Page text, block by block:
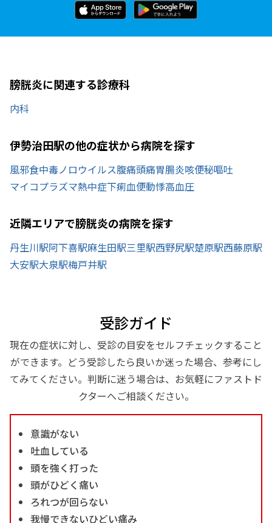
膀胱炎に関連する診療科
内科
伊勢治田駅の他の症状から病院を探す
風邪食中毒ノロウイルス腹痛頭痛胃腸炎咳便秘嘔吐
マイコプラズマ熱中症下痢血便動悸高血圧
近隣エリアで膀胱炎の病院を探す
丹生川駅阿下喜駅麻生田駅三里駅西野尻駅楚原駅西藤原駅
大安駅大泉駅梅戸井駅
受診ガイド
現在の症状に対し、受診の目安をセルフチェックすること
ができます。どう受診したら良いか迷った場合、参考にし
てみてください。判断に迷う場合は、お気軽にファストド
クターへご相談ください。
意識がない
吐血している
頭を強く打った
頭がひどく痛い
ろれつが回らない
我慢できないひどい痛み